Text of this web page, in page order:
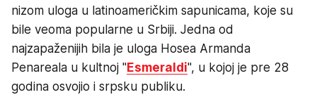
nizom uloga u latinoameričkim sapunicama, koje su
bile veoma popularne u Srbiji. Jedna od
najzapaženijih bila je uloga Hosea Armanda
Penareala u kultnoj "Esmeraldi", u kojoj je pre 28
godina osvojio i srpsku publiku.